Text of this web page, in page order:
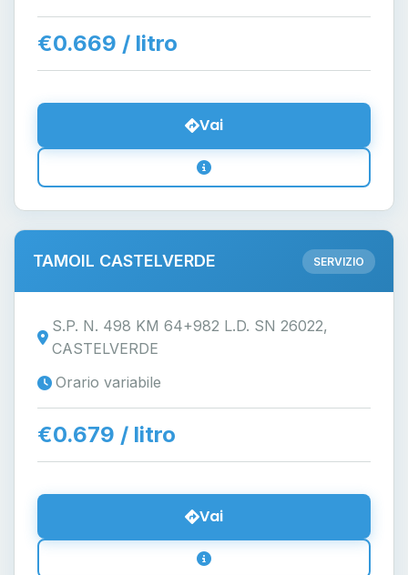
€0.669 / litro
Vai
TAMOIL CASTELVERDE SERVIZIO
S.P. N. 498 KM 64+982 L.D. SN 26022,
CASTELVERDE
Orario variabile
€0.679 / litro
Vai